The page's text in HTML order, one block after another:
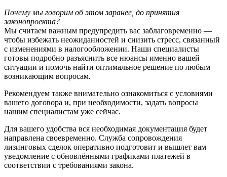
Почему мы говорим об этом заранее, до принятия
законопроекта?
Мы считаем важным предупредить вас заблаговременно —
чтобы избежать неожиданностей и снизить стресс, связанный
с изменениями в налогообложении. Наши специалисты
готовы подробно разъяснить все нюансы именно вашей
ситуации и помочь найти оптимальное решение по любым
возникающим вопросам.
Рекомендуем также внимательно ознакомиться с условиями
вашего договора и, при необходимости, задать вопросы
нашим специалистам уже сейчас.
Для вашего удобства вся необходимая документация будет
направлена своевременно. Служба сопровождения
лизинговых сделок оперативно подготовит и вышлет вам
уведомление с обновлёнными графиками платежей в
соответствии с требованиями закона.